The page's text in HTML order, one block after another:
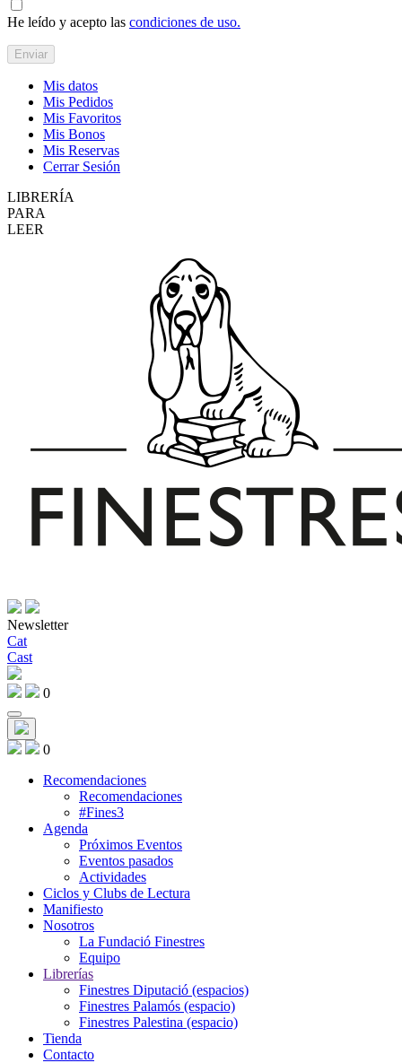
He leído y acepto las condiciones de uso.
Mis datos
Mis Pedidos
Mis Favoritos
Mis Bonos
Mis Reservas
Cerrar Sesión
LIBRERÍA
PARA
LEER
Newsletter
Cat
Cast
0
0
Recomendaciones
Recomendaciones
#Fines3
Agenda
Próximos Eventos
Eventos pasados
Actividades
Ciclos y Clubs de Lectura
Manifiesto
Nosotros
La Fundació Finestres
Equipo
Librerías
Finestres Diputació (espacios)
Finestres Palamós (espacio)
Finestres Palestina (espacio)
Tienda
Contacto